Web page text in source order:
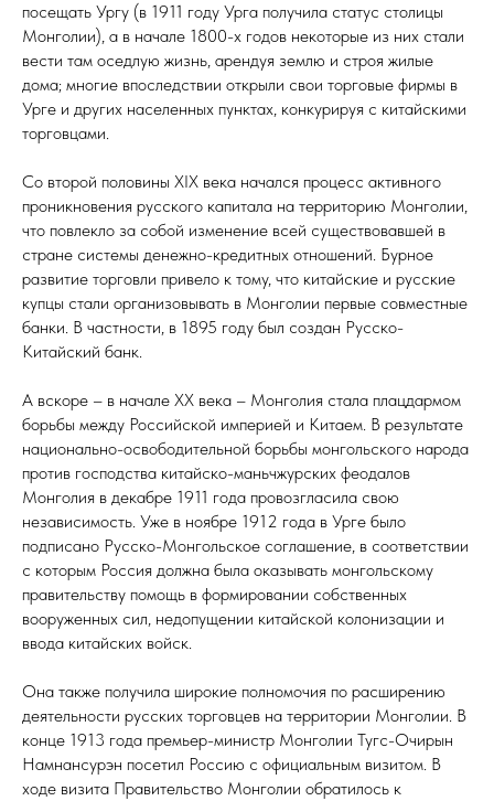
посещать Ургу (в 1911 году Урга получила статус столицы
Монголии), а в начале 1800-х годов некоторые из них стали
вести там оседлую жизнь, арендуя землю и строя жилые
дома; многие впоследствии открыли свои торговые фирмы в
Урге и других населенных пунктах, конкурируя с китайскими
торговцами.
Со второй половины XIX века начался процесс активного
проникновения русского капитала на территорию Монголии,
что повлекло за собой изменение всей существовавшей в
стране системы денежно-кредитных отношений. Бурное
развитие торговли привело к тому, что китайские и русские
купцы стали организовывать в Монголии первые совместные
банки. В частности, в 1895 году был создан Русско-
Китайский банк.
А вскоре – в начале ХХ века – Монголия стала плацдармом
борьбы между Российской империей и Китаем. В результате
национально-освободительной борьбы монгольского народа
против господства китайско-маньчжурских феодалов
Монголия в декабре 1911 года провозгласила свою
независимость. Уже в ноябре 1912 года в Урге было
подписано Русско-Монгольское соглашение, в соответствии
с которым Россия должна была оказывать монгольскому
правительству помощь в формировании собственных
вооруженных сил, недопущении китайской колонизации и
ввода китайских войск.
Она также получила широкие полномочия по расширению
деятельности русских торговцев на территории Монголии. В
конце 1913 года премьер-министр Монголии Тугс-Очирын
Намнансурэн посетил Россию с официальным визитом. В
ходе визита Правительство Монголии обратилось к